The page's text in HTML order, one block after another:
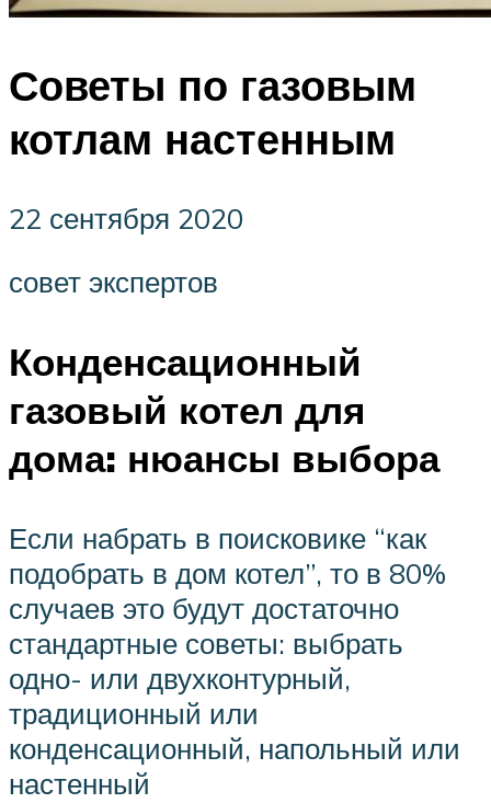
Советы по газовым
котлам настенным
22 сентября 2020
совет экспертов
Конденсационный
газовый котел для
дома: нюансы выбора
Если набрать в поисковике “как
подобрать в дом котел”, то в 80%
случаев это будут достаточно
стандартные советы: выбрать
одно- или двухконтурный,
традиционный или
конденсационный, напольный или
настенный